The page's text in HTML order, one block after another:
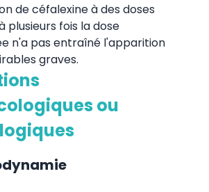
de céfalexine à des doses
plusieurs fois la dose
n'a pas entraîné l'apparition
graves.
ou